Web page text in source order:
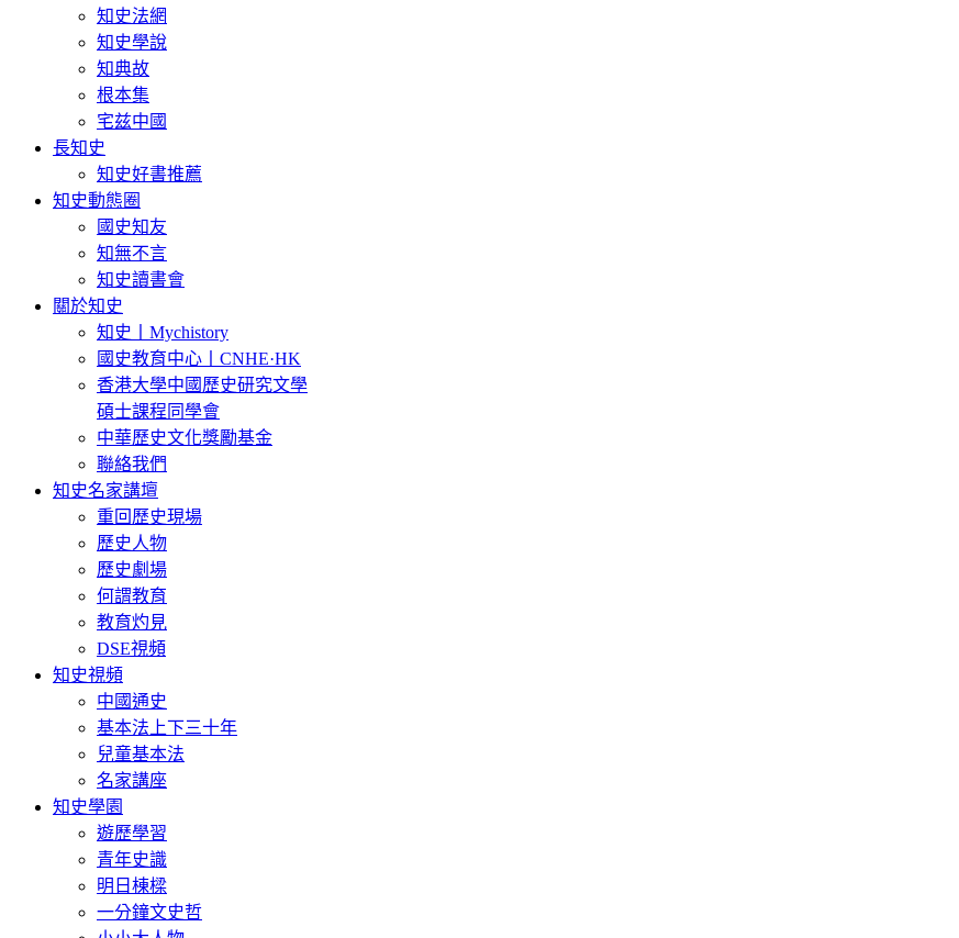
知史法網
知史學說
知典故
根本集
宅兹中國
長知史
知史好書推薦
知史動態圈
國史知友
知無不言
知史讀書會
關於知史
知史丨Mychistory
國史教育中心丨CNHE·HK
香港大學中國歷史研究文學
碩士課程同學會
中華歷史文化獎勵基金
聯絡我們
知史名家講壇
重回歷史現場
歷史人物
歷史劇場
何謂教育
教育灼見
DSE視頻
知史視頻
中國通史
基本法上下三十年
兒童基本法
名家講座
知史學園
遊歷學習
青年史識
明日棟樑
一分鐘文史哲